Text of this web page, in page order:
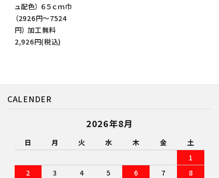
ュ配色） ６５ｃｍ巾
（2926円～7524
円） 加工無料
2,926円(税込)
CALENDER
2026年8月
日 月 火 水 木 金
土
1
2
3 4 5 6 7
8